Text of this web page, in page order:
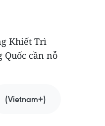
Khiết Trì
cần nỗ
(Vietnam+)